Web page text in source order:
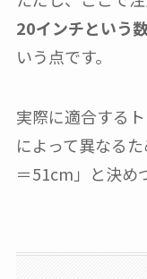
20インチという
いう点です。
実際に適合する
によって異なる
＝51cm」と決め